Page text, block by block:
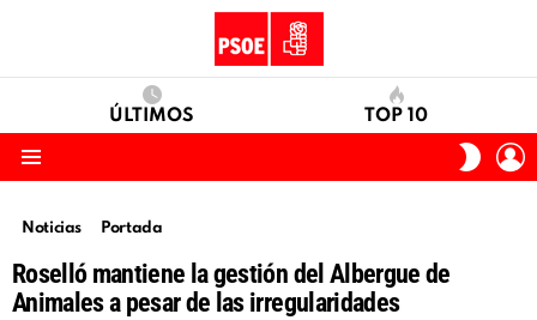
ÚLTIMOS TOP 10
SKIN
Noticias Portada
Roselló mantiene la gestión del Albergue de
Animales a pesar de las irregularidades